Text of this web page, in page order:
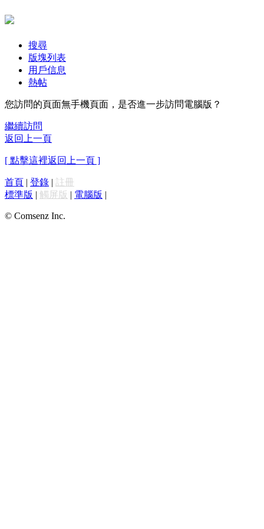
搜尋
版塊列表
用戶信息
熱帖
您訪問的頁面無手機頁面，是否進一步訪問電腦版？
繼續訪問
返回上一頁
[ 點擊這裡返回上一頁 ]
首頁 | 登錄 | 註冊
標準版 | 觸屏版 | 電腦版 |
© Comsenz Inc.